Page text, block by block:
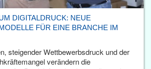
DIGITALDRUCK: NEUE
FÜR EINE BRANCHE IM
steigender Wettbewerbsdruck und der
verändern die